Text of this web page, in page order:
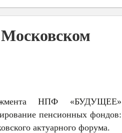
НПФ «БУДУЩЕЕ»
пенсионных фондов:
актуарного форума.